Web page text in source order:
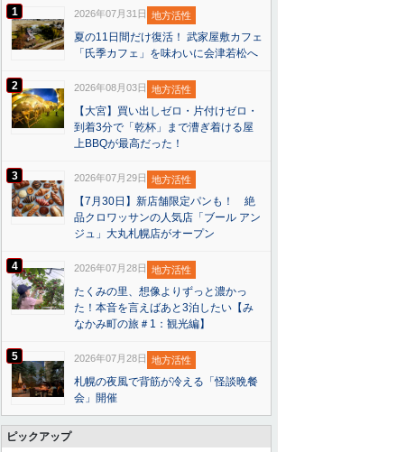
1 2026年07月31日 地方活性
夏の11日間だけ復活！ 武家屋敷カフェ
「氏季カフェ」を味わいに会津若松へ
2 2026年08月03日 地方活性
【大宮】買い出しゼロ・片付けゼロ・
到着3分で「乾杯」まで漕ぎ着ける屋
上BBQが最高だった！
3 2026年07月29日 地方活性
【7月30日】新店舗限定パンも！ 絶
品クロワッサンの人気店「ブール アン
ジュ」大丸札幌店がオープン
4 2026年07月28日 地方活性
たくみの里、想像よりずっと濃かっ
た！本音を言えばあと3泊したい【み
なかみ町の旅＃1：観光編】
5 2026年07月28日 地方活性
札幌の夜風で背筋が冷える「怪談晩餐
会」開催
ピックアップ